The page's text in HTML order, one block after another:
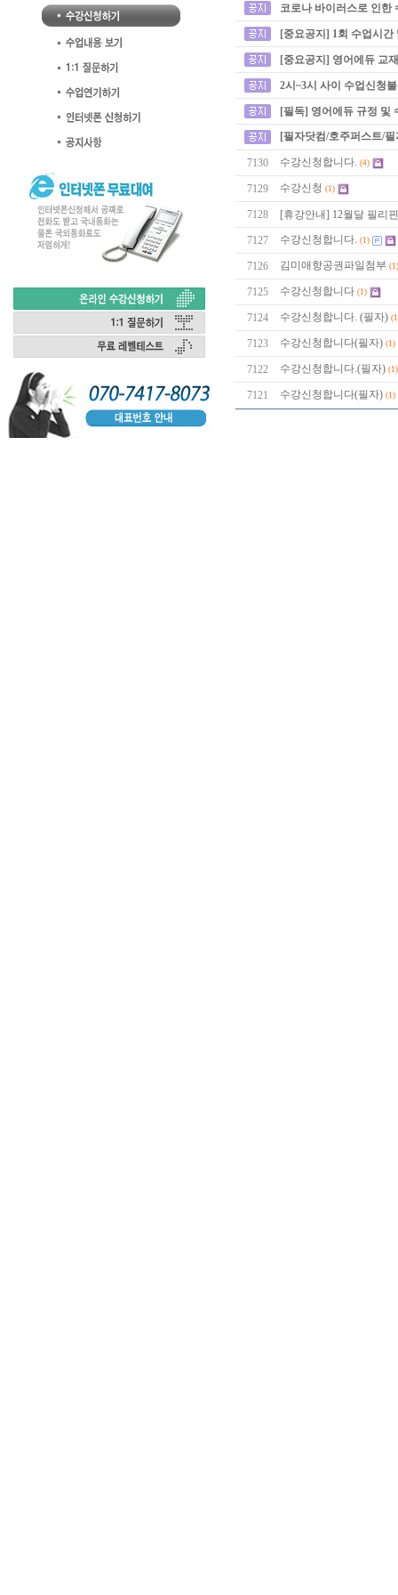
코로나 바이러스로 인한
[중요공지] 1회 수업시
[중요공지] 영어에듀 교
2시~3시 사이 수업신청
[필독] 영어에듀 규정 및
[필자닷컴/호주퍼스트/
7130 수강신청합니다. (4)
7129 수강신청 (1)
7128 [휴강안내] 12월달 필리
7127 수강신청합니다. (1)
7126 김미애항공권파일첨부 (1)
7125 수강신청합니다 (1)
7124 수강신청합니다. (필자)
7123 수강신청합니다(필자) (1)
7122 수강신청합니다.(필자) (1)
7121 수강신청합니다(필자) (1)